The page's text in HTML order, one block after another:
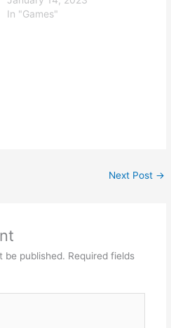
In "Games"
Next Post →
be published. Required fields